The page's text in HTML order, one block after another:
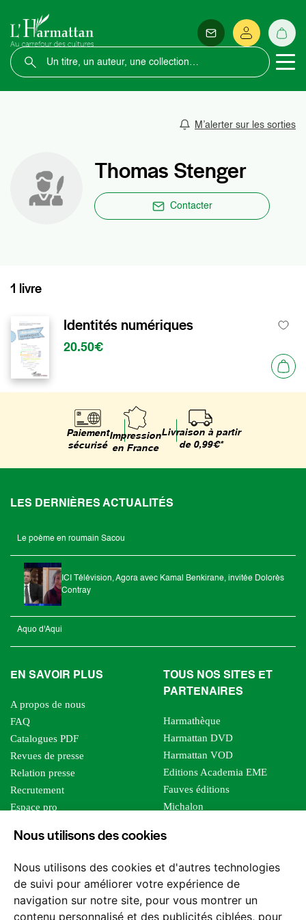
Nous utilisons des cookies
Nous utilisons des cookies et d'autres technologies
de suivi pour améliorer votre expérience de
navigation sur notre site, pour vous montrer un
contenu personnalisé et des publicités ciblées, pour
M’alerter sur les sorties
Thomas Stenger
Contacter
1 livre
Identités numériques
20.50€
Paiement
sécurisé
Impression
en France
Livraison à partir
de 0,99€*
LES DERNIÈRES ACTUALITÉS
Le poème en roumain Sacou
ICI Télévision, Agora avec Kamal Benkirane, invitée Dolorès
Contray
Aquo d'Aqui
EN SAVOIR PLUS
A propos de nous
FAQ
Catalogues PDF
Revues de presse
Relation presse
Recrutement
Espace pro
Foreign rights
TOUS NOS SITES ET
PARTENAIRES
Harmathèque
Harmattan DVD
Harmattan VOD
Editions Academia EME
Fauves éditions
Michalon
Editions Sutton
Les impliqués
Tous les éditeurs